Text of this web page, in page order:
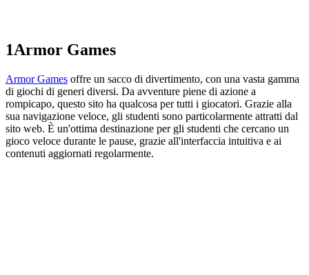
1Armor Games
Armor Games offre un sacco di divertimento, con una vasta gamma
di giochi di generi diversi. Da avventure piene di azione a
rompicapo, questo sito ha qualcosa per tutti i giocatori. Grazie alla
sua navigazione veloce, gli studenti sono particolarmente attratti dal
sito web. È un'ottima destinazione per gli studenti che cercano un
gioco veloce durante le pause, grazie all'interfaccia intuitiva e ai
contenuti aggiornati regolarmente.